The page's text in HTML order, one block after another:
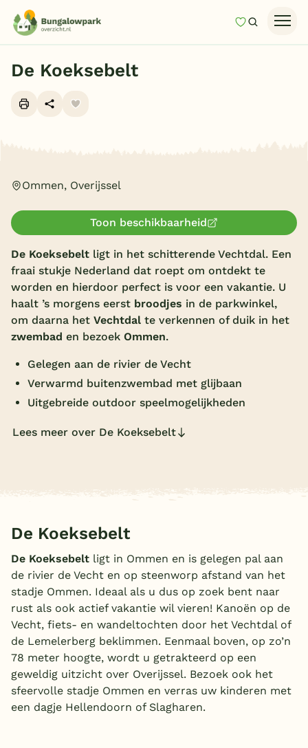
MijnZoeken
Last minutes
Vakantiehuizen
Vakantiepark keuzehulp
Onze vakantiegidsen
Vakantieparken
Subtropisch zwembad
Overdekt zwembad
Indoor speeltuin
Alle populaire faciliteiten
Keuzehulp
Veluwe
Texel
Limburg
Duitsland
België
Blog
Onze e-boeken
De Koeksebelt
Ommen, Overijssel
Toon beschikbaarheid
De Koeksebelt ligt in het schitterende Vechtdal. Een
fraai stukje Nederland dat roept om ontdekt te
worden en hierdoor perfect is voor een vakantie. U
haalt ’s morgens eerst broodjes in de parkwinkel,
om daarna het Vechtdal te verkennen of duik in het
zwembad en bezoek Ommen.
Gelegen aan de rivier de Vecht
Verwarmd buitenzwembad met glijbaan
Uitgebreide outdoor speelmogelijkheden
Lees meer over De Koeksebelt
De Koeksebelt
De Koeksebelt ligt in Ommen en is gelegen pal aan
de rivier de Vecht en op steenworp afstand van het
stadje Ommen. Ideaal als u dus op zoek bent naar
rust als ook actief vakantie wil vieren! Kanoën op de
Vecht, fiets- en wandeltochten door het Vechtdal of
de Lemelerberg beklimmen. Eenmaal boven, op zo’n
78 meter hoogte, wordt u getrakteerd op een
geweldig uitzicht over Overijssel. Bezoek ook het
sfeervolle stadje Ommen en verras uw kinderen met
een dagje Hellendoorn of Slagharen.